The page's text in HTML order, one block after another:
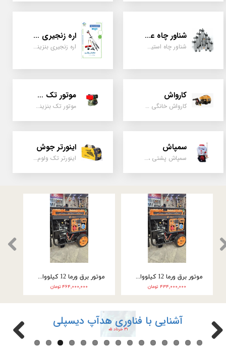
شناور چاه عمیق
شناور چاه استیل ، تک فاز و سه فاز، یک اینچ به بالا
اره زنجیری / علفتراش
اره زنجیری بنزینی ، علفتراش دو زمانه و چهار زمانه ، دوشی و پشتی
کارواش
کارواش خانگی و صنعتی و نیمه صنعتی
موتور تک سیلندر
موتور تک بنزینی ، دیزلی، کارتینگی ، تیلری
سمپاش
سمپاش پشتی ، زمبه ای ، فرغونی ، دستی ، موتوری
اینورتر جوش
اینورتر تک ولوم و دو ولوم امپر بالا
۲۲۲,۰۰۰,۰۰۰ تومان ۲۴۶,۰۰۰,۰۰۰ تومان
آشنایی با فناوری هدآپ دیسپلی
۳۱ خرداد ۰۵